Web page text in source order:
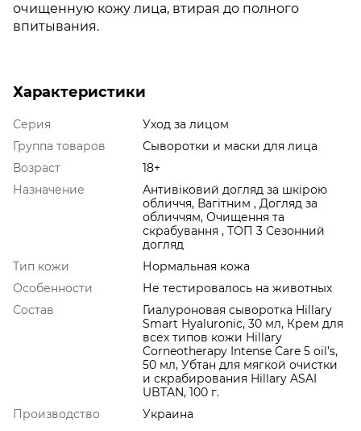
очищенную кожу лица, втирая до полного
впитывания.
Характеристики
Серия
Уход за лицом
Группа товаров
Сыворотки и маски для лица
Возраст
18+
Назначение
Антивіковий догляд за шкірою
обличчя, Вагітним , Догляд за
обличчям, Очищення та
скрабування , ТОП 3 Сезонний
догляд
Тип кожи
Нормальная кожа
Особенности
Не тестировалось на животных
Состав
Гиалуроновая сыворотка Hillary
Smart Hyaluronic, 30 мл, Крем для
всех типов кожи Hillary
Corneotherapy Intense Сare 5 oil’s,
50 мл, Убтан для мягкой очистки
и скрабирования Hillary ASAI
UBTAN, 100 г.
Производство
Украина